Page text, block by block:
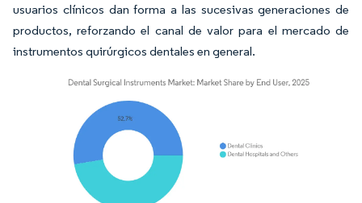
usuarios clínicos dan forma a las sucesivas generaciones de
productos, reforzando el canal de valor para el mercado de
instrumentos quirúrgicos dentales en general.